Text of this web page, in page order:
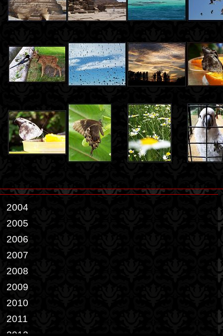
2004
2005
2006
2007
2008
2009
2010
2011